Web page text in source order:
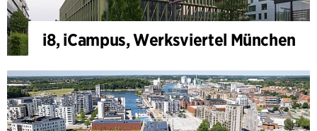
i8, iCampus, Werksviertel München